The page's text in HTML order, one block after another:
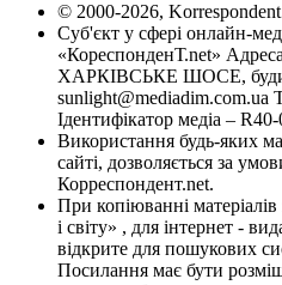
© 2000-2026,
Суб'єкт у сфері онлайн-
«КореспонденТ.net»
ХАРКІВСЬКЕ ШОСЕ,
sunlight@mediadim.com.ua
Ідентифікатор медіа –
Використання будь-яких
сайті, дозволяється за
Корреспондент.net.
При копіюванні
і світу» , для інтернет -
відкрите для пошукових
Посилання має бути